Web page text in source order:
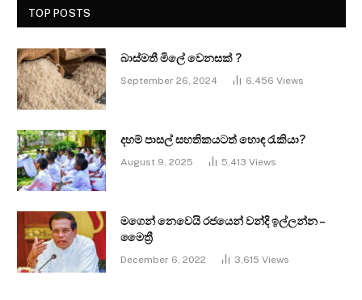
TOP POSTS
බාස්මතී මිලේ වෙනසක් ?
September 26, 2024 6,456 Views
දහම් පාසල් සහතිකයටත් හොඳ රැකියා?
August 9, 2025 5,413 Views
මගෙන් නෙවෙයි රජයෙන් වන්දි ඉල්ලන්න –
මෛත්‍රී
December 6, 2022 3,615 Views